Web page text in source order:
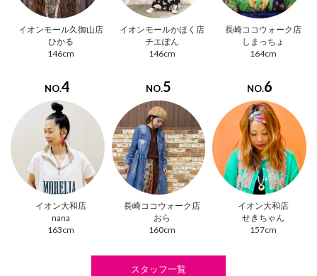
イオンモール久御山店
ひかる
146cm
イオンモールかほく店
チエぽん
146cm
長崎ココウォーク店
しまっちょ
164cm
NO.4
イオン大和店
nana
163cm
NO.5
長崎ココウォーク店
おら
160cm
NO.6
イオン大和店
せきちゃん
157cm
スタッフ一覧